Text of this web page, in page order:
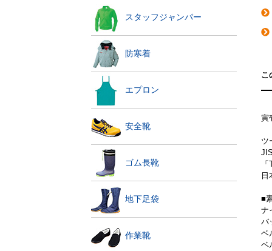
スタッフジャンパー
防寒着
エプロン
安全靴
ゴム長靴
地下足袋
作業靴
こ
寅
ツ
日
■
ナ
バ
ベ
ベ